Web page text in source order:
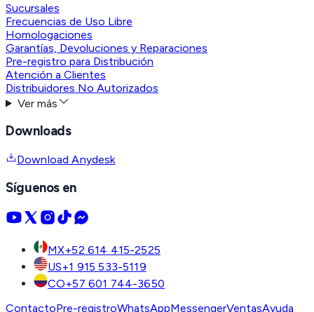
Sucursales
Frecuencias de Uso Libre
Homologaciones
Garantías, Devoluciones y Reparaciones
Pre-registro para Distribución
Atención a Clientes
Distribuidores No Autorizados
Ver más
Downloads
Download Anydesk
Síguenos en
MX+52 614 415-2525
US+1 915 533-5119
CO+57 601 744-3650
ContactoPre-registroWhatsAppMessengerVentasAyuda